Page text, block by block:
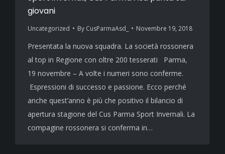
giovani
Uncategorized By CusParmaAsd_ Novembre 19, 2018
Presentata la nuova squadra. La società rossonera
al top in Regione con oltre 200 tesserati Parma,
19 novembre – A volte i numeri sono conferme.
Espressioni di successo e passione. Ecco perché
anche quest’anno è più che positivo il bilancio di
apertura stagione del Cus Parma Sport Invernali. La
compagine rossonera si conferma in…